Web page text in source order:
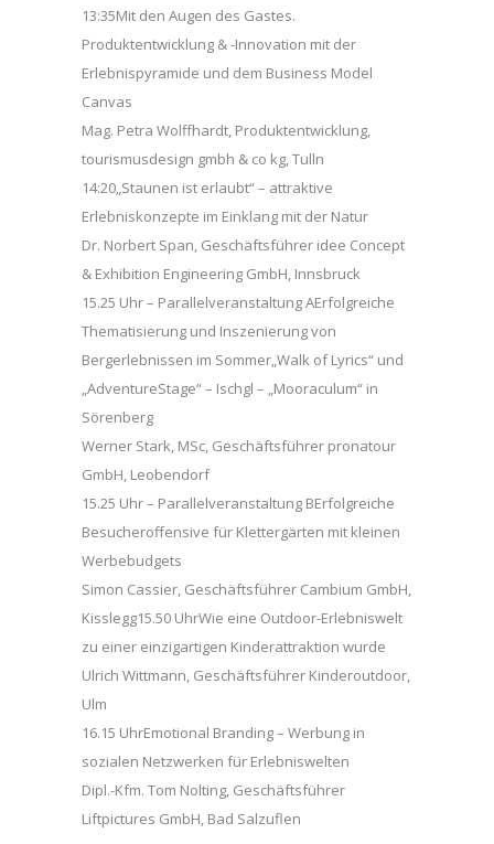
13:35Mit den Augen des Gastes.
Produktentwicklung & -Innovation mit der
Erlebnispyramide und dem Business Model
Canvas
Mag. Petra Wolffhardt, Produktentwicklung,
tourismusdesign gmbh & co kg, Tulln
14:20„Staunen ist erlaubt“ – attraktive
Erlebniskonzepte im Einklang mit der Natur
Dr. Norbert Span, Geschäftsführer idee Concept
& Exhibition Engineering GmbH, Innsbruck
15.25 Uhr – Parallelveranstaltung AErfolgreiche
Thematisierung und Inszenierung von
Bergerlebnissen im Sommer„Walk of Lyrics“ und
„AdventureStage“ – Ischgl – „Mooraculum“ in
Sörenberg
Werner Stark, MSc, Geschäftsführer pronatour
GmbH, Leobendorf
15.25 Uhr – Parallelveranstaltung BErfolgreiche
Besucheroffensive für Klettergärten mit kleinen
Werbebudgets
Simon Cassier, Geschäftsführer Cambium GmbH,
Kisslegg15.50 UhrWie eine Outdoor-Erlebniswelt
zu einer einzigartigen Kinderattraktion wurde
Ulrich Wittmann, Geschäftsführer Kinderoutdoor,
Ulm
16.15 UhrEmotional Branding – Werbung in
sozialen Netzwerken für Erlebniswelten
Dipl.-Kfm. Tom Nolting, Geschäftsführer
Liftpictures GmbH, Bad Salzuflen